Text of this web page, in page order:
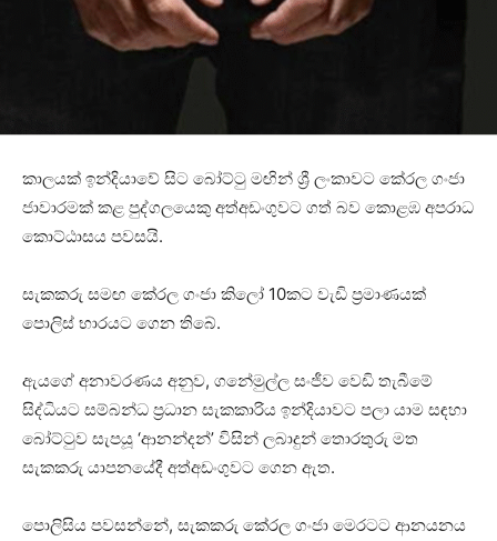
කාලයක් ඉන්දියාවේ සිට බෝට්ටු මඟින් ශ්‍රී ලංකාවට කේරල ගංජා
ජාවාරමක් කළ පුද්ගලයෙකු අත්අඩංගුවට ගත් බව කොළඹ අපරාධ
කොට්ඨාසය පවසයි.
සැකකරු සමඟ කේරල ගංජා කිලෝ 10කට වැඩි ප්‍රමාණයක්
පොලිස් භාරයට ගෙන තිබේ.
ඇයගේ අනාවරණය අනුව, ගනේමුල්ල සංජීව වෙඩි තැබීමේ
සිද්ධියට සම්බන්ධ ප්‍රධාන සැකකාරිය ඉන්දියාවට පලා යාම සඳහා
බෝට්ටුව සැපයූ ‘ආනන්දන්’ විසින් ලබාදුන් තොරතුරු මත
සැකකරු යාපනයේදී අත්අඩංගුවට ගෙන ඇත.
පොලිසිය පවසන්නේ, සැකකරු කේරල ගංජා මෙරටට ආනයනය